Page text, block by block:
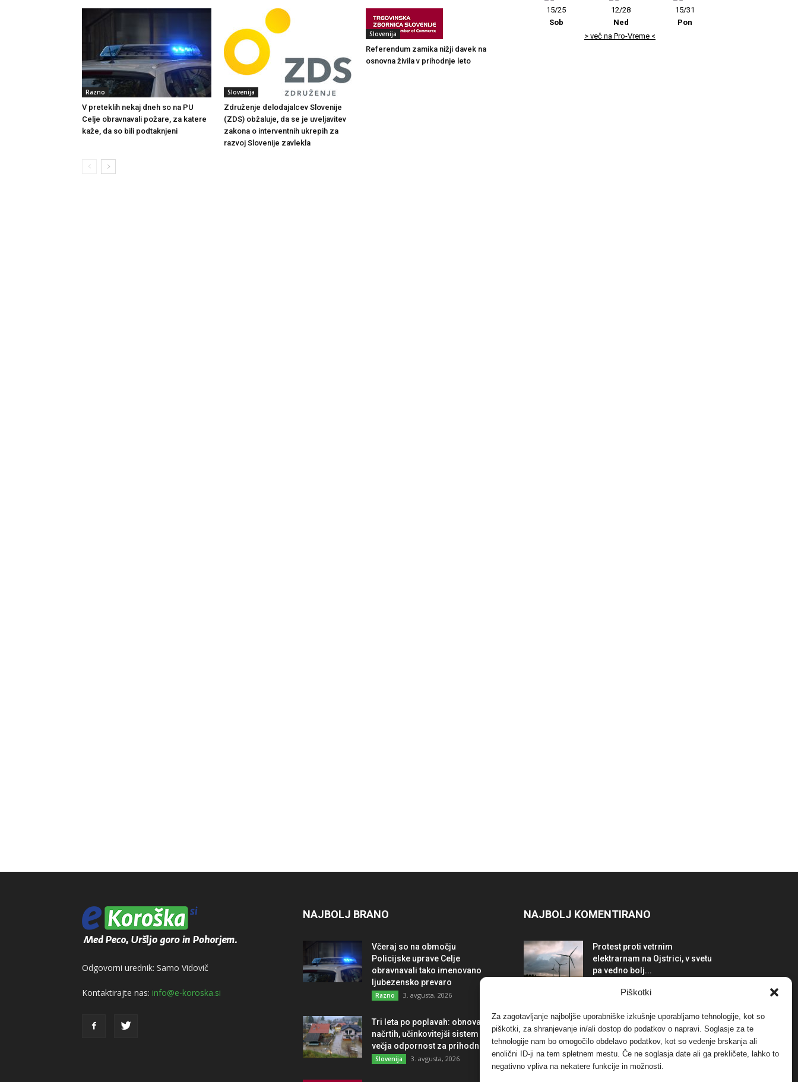
Piškotki
Za zagotavljanje najboljše uporabniške izkušnje uporabljamo tehnologije, kot so
piškotki, za shranjevanje in/ali dostop do podatkov o napravi. Soglasje za te
tehnologije nam bo omogočilo obdelavo podatkov, kot so vedenje brskanja ali
enolični ID-ji na tem spletnem mestu. Če ne soglasja date ali ga prekličete, lahko to
negativno vpliva na nekatere funkcije in možnosti.
Razno
V preteklih nekaj dneh so na PU
Celje obravnavali požare, za katere
kaže, da so bili podtaknjeni
Slovenija
Združenje delodajalcev Slovenije
(ZDS) obžaluje, da se je uveljavitev
zakona o interventnih ukrepih za
razvoj Slovenije zavlekla
Slovenija
Referendum zamika nižji davek na
osnovna živila v prihodnje leto
15/25
Sob
12/28
Ned
15/31
Pon
> več na Pro-Vreme <
Odgovorni urednik: Samo Vidovič
Kontaktirajte nas: info@e-koroska.si
NAJBOLJ BRANO
Včeraj so na območju
Policijske uprave Celje
obravnavali tako imenovano
ljubezensko prevaro
Razno 3. avgusta, 2026
Tri leta po poplavah: obnova po
načrtih, učinkovitejši sistem in
večja odpornost za prihodnost
Slovenija 3. avgusta, 2026
NAJBOLJ KOMENTIRANO
Protest proti vetrnim
elektrarnam na Ojstrici, v svetu
pa vedno bolj...
elektrarnam Verbund
Dogodki 29. januarja, 2018
FOTO: Razstava cvetličarskega